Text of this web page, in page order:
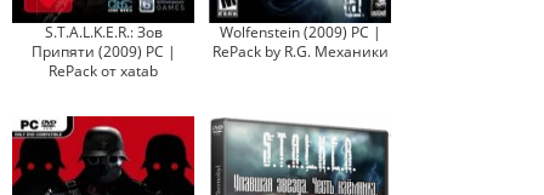
S.T.A.L.K.E.R.: Зов
Припяти (2009) PC |
RePack от xatab
Wolfenstein (2009) PC |
RePack by R.G. Механики